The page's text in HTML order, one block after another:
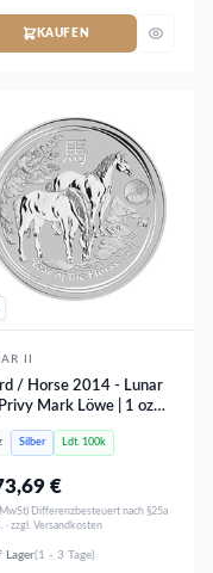
KAUFEN
II
/ Horse 2014 - Lunar
Privy Mark Löwe | 1 oz
Silber Ldt. 100k
€
Differenzbesteuert nach §25a
· zzgl. Versandkosten
Lager(1 - 3 Tage)